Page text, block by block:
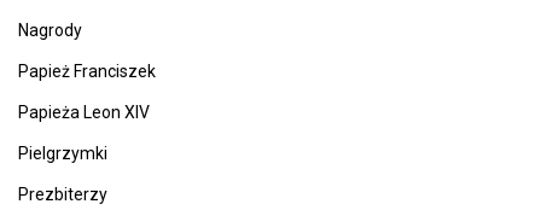
Nagrody
Papież Franciszek
Papieża Leon XIV
Pielgrzymki
Prezbiterzy